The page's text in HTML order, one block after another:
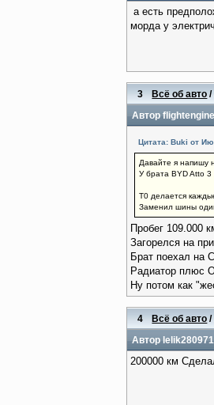
а есть
морда у
3 Всё об авто /
Автор
Цитата: Buki от
Давайте я напишу
У брата BYD Atto 3
Т0 делается
Заменил шины
Пробег 109.000
Загорелся на
Брат поехал на
Радиатор плюс
Ну потом как
4 Всё об авто /
Автор lelik280971
200000 км